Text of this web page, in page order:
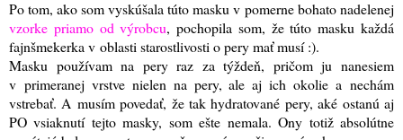
Po tom, ako som vyskúšala túto masku v pomerne bohato nadelenej
vzorke priamo od výrobcu, pochopila som, že túto masku každá
fajnšmekerka v oblasti starostlivosti o pery mať musí :).
Masku používam na pery raz za týždeň, pričom ju nanesiem
v primeranej vrstve nielen na pery, ale aj ich okolie a nechám
vstrebať. A musím povedať, že tak hydratované pery, aké ostanú aj
PO vsiaknutí tejto masky, som ešte nemala. Ony totiž absolútne